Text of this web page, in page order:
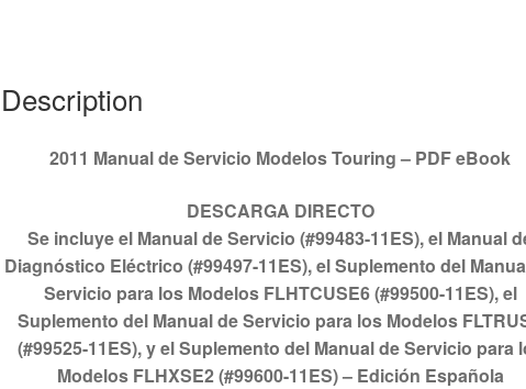
Description
2011 Manual de Servicio Modelos Touring – PDF eBook
DESCARGA DIRECTO
Se incluye el Manual de Servicio (#99483-11ES), el Manual
Diagnóstico Eléctrico (#99497-11ES), el Suplemento del
Servicio para los Modelos FLHTCUSE6 (#99500-11ES), el
Suplemento del Manual de Servicio para los Modelos
(#99525-11ES), y el Suplemento del Manual de Servicio para
Modelos FLHXSE2 (#99600-11ES) – Edición Española